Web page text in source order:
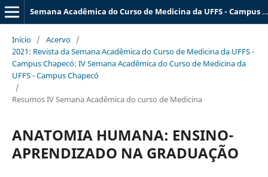
Semana Acadêmica do Curso de Medicina da UFFS - Campus Chapecó (SAM)
Início / Acervo /
2021: Revista da Semana Acadêmica do Curso de Medicina da UFFS -
Campus Chapecó: IV Semana Acadêmica do Curso de Medicina da
UFFS - Campus Chapecó
/
Resumos IV Semana Acadêmica do curso de Medicina
ANATOMIA HUMANA: ENSINO-
APRENDIZADO NA GRADUAÇÃO